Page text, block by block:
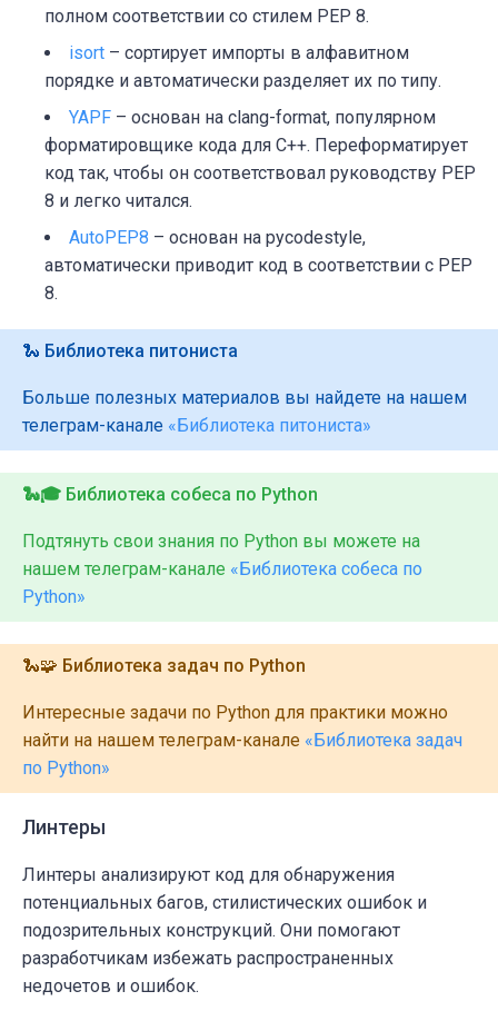
полном соответствии со стилем PEP 8.
isort – сортирует импорты в алфавитном
порядке и автоматически разделяет их по типу.
YAPF – основан на clang-format, популярном
форматировщике кода для C++. Переформатирует
код так, чтобы он соответствовал руководству PEP
8 и легко читался.
AutoPEP8 – основан на pycodestyle,
автоматически приводит код в соответствии с PEP
8.
🐍 Библиотека питониста
Больше полезных материалов вы найдете на нашем
телеграм-канале «Библиотека питониста»
🐍🎓 Библиотека собеса по Python
Подтянуть свои знания по Python вы можете на
нашем телеграм-канале «Библиотека собеса по
Python»
🐍🧩 Библиотека задач по Python
Интересные задачи по Python для практики можно
найти на нашем телеграм-канале «Библиотека задач
по Python»
Линтеры
Линтеры анализируют код для обнаружения
потенциальных багов, стилистических ошибок и
подозрительных конструкций. Они помогают
разработчикам избежать распространенных
недочетов и ошибок.